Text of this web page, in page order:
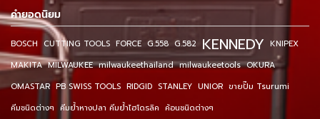
คำยอดนิยม
BOSCH CUTTING TOOLS FORCE G.558 G.582 KENNEDY KNIPEX
MAKITA MILWAUKEE milwaukeethailand milwaukeetools OKURA
OMASTAR PB SWISS TOOLS RIDGID STANLEY UNIOR ขายปั๊ม Tsurumi
คีมชนิดต่างๆ คีมย้ำหางปลา คีมย้ำไฮโดรลิค ค้อนชนิดต่างๆ